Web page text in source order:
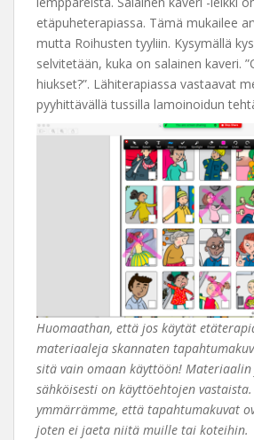
etäpuheterapiassa. Tämä mukailee
mutta Roihusten tyyliin. Kysymällä
selvitetään, kuka on salainen kaveri.
hiukset?”. Lähiterapiassa vastaavat
pyyhittävällä tussilla lamoinoidun
Huomaathan, että jos käytät
materiaaleja skannaten
sitä vain omaan käyttöön!
sähköisesti on käyttöehtojen
ymmärrämme, että tapahtumakuvat
joten ei jaeta niitä muille tai koteihin.